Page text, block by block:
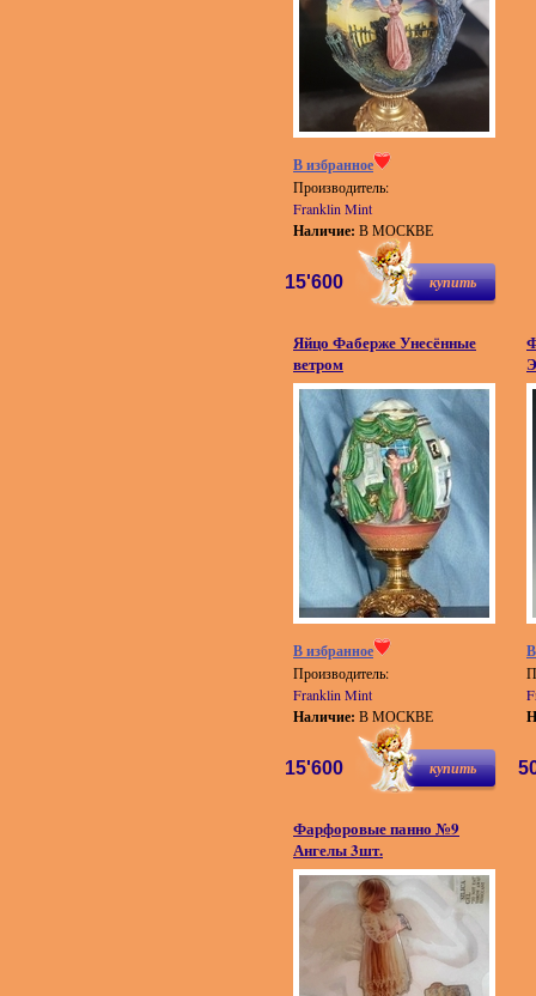
В избранное
Производитель:
Franklin Mint
Наличие: В МОСКВЕ
купить
15'600
Яйцо Фаберже Унесённые
ветром
В избранное
Производитель:
Franklin Mint
Наличие: В МОСКВЕ
купить
15'600
Фарфоровые панно №9
Ангелы 3шт.